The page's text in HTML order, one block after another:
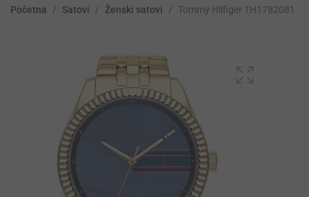
Početna / Satovi / Ženski satovi / Tommy Hilfiger TH1782081